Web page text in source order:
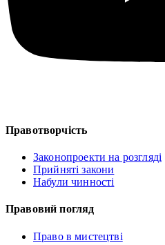
Правотворчість
Законопроекти на розгляді
Прийняті закони
Набули чинності
Правовий погляд
Право в мистецтві